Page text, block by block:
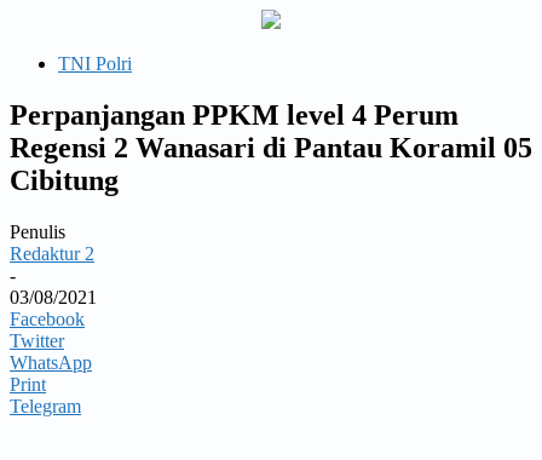
TNI Polri
Perpanjangan PPKM level 4 Perum
Regensi 2 Wanasari di Pantau Koramil 05
Cibitung
Penulis
Redaktur 2
-
03/08/2021
Facebook
Twitter
WhatsApp
Print
Telegram